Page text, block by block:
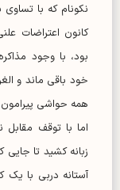
نکونام که با
کانون اعتراضات
بود، با وجود
خود باقی ماند و
همه حواشی
اما با توقف مقابل
زبانه کشید تا جایی
آستانه دربی با یک